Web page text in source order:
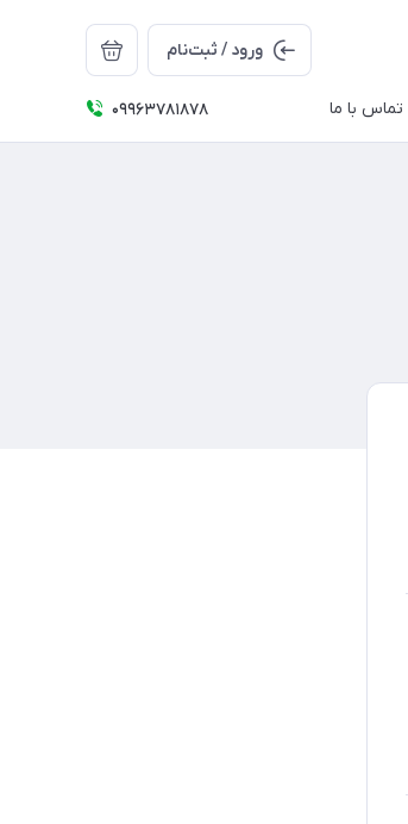
ورود / ثبت‌نام
تماس با ما 09963781878